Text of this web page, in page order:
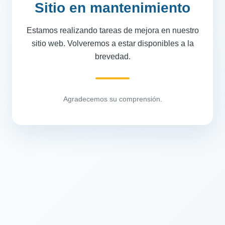
Sitio en mantenimiento
Estamos realizando tareas de mejora en nuestro
sitio web. Volveremos a estar disponibles a la
brevedad.
Agradecemos su comprensión.